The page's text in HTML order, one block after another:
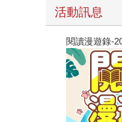
活動訊息
閱讀漫遊錄-